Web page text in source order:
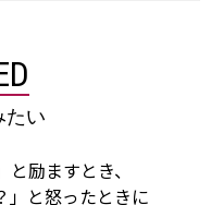
たい
励ますとき、
」と怒ったときに